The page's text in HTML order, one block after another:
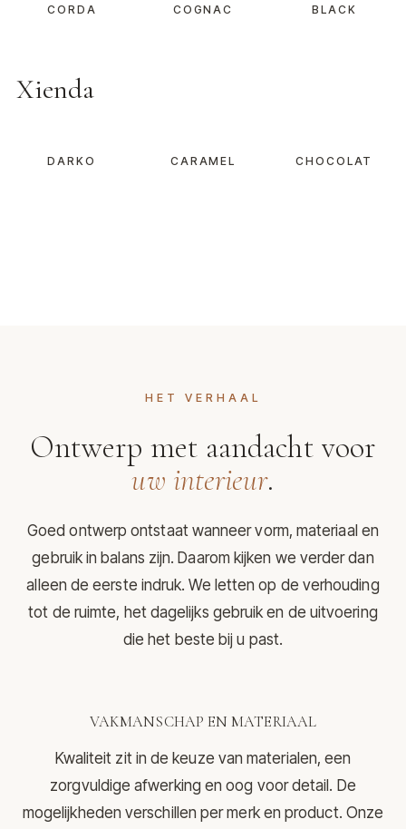
CORDA COGNAC BLACK
Xienda
DARKO CARAMEL CHOCOLAT
HET VERHAAL
Ontwerp met aandacht voor
uw interieur.
Goed ontwerp ontstaat wanneer vorm, materiaal en
gebruik in balans zijn. Daarom kijken we verder dan
alleen de eerste indruk. We letten op de verhouding
tot de ruimte, het dagelijks gebruik en de uitvoering
die het beste bij u past.
VAKMANSCHAP EN MATERIAAL
Kwaliteit zit in de keuze van materialen, een
zorgvuldige afwerking en oog voor detail. De
mogelijkheden verschillen per merk en product. Onze